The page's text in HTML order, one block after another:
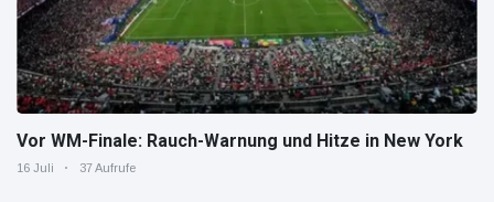
Vor WM-Finale: Rauch-Warnung und Hitze in New York
16 Juli 37 Aufrufe